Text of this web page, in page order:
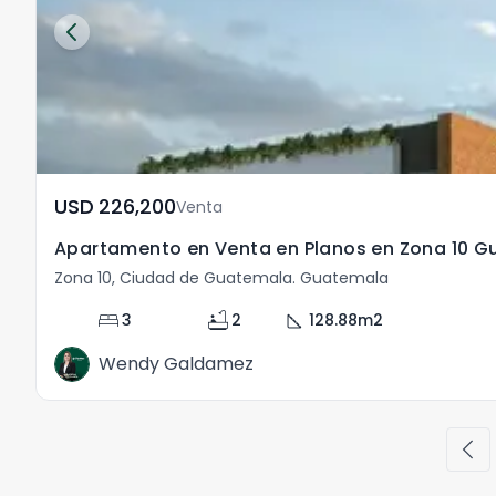
USD	226,200Venta
Apartamento en Venta en Planos en Zona 10
Zona 10, Ciudad de Guatemala. Guatemala
bed3 bathtub 2 square_foot 128.88m2
Wendy Galdamez
chevron_left